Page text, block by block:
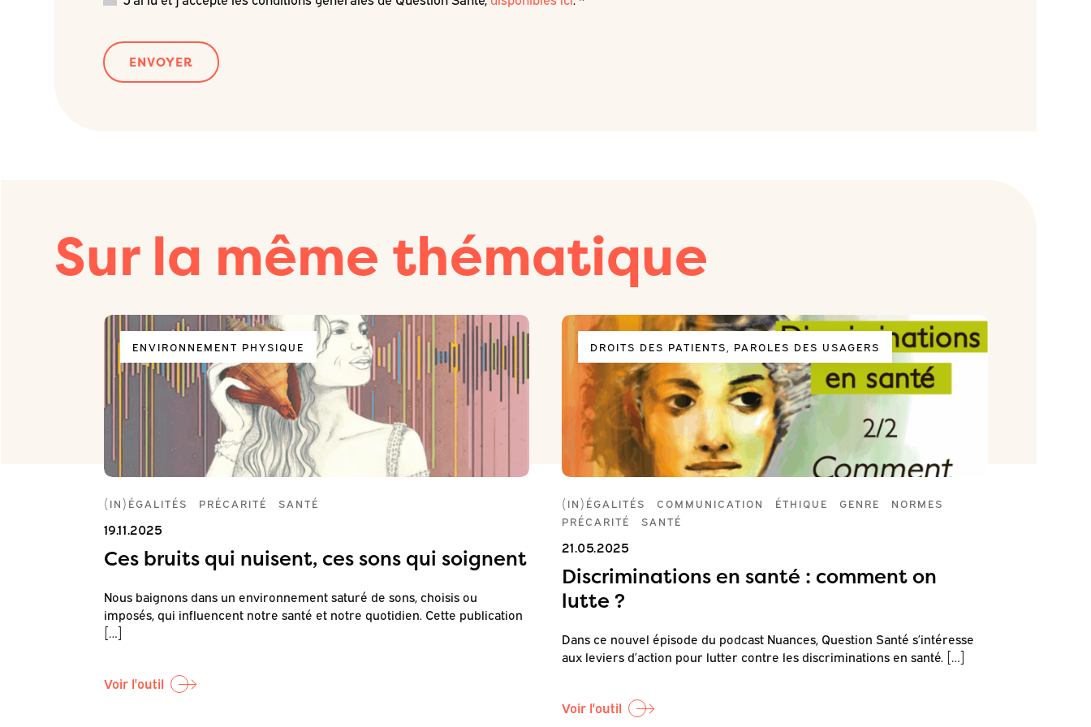
Sur la même thématique
ENVIRONNEMENT PHYSIQUE
(IN)ÉGALITÉS PRÉCARITÉ SANTÉ
19.11.2025
Ces bruits qui nuisent, ces sons qui soignent
Nous baignons dans un environnement saturé de sons, choisis ou
imposés, qui influencent notre santé et notre quotidien. Cette publication
[…]
Voir l'outil
DROITS DES PATIENTS, PAROLES DES USAGERS
(IN)ÉGALITÉS COMMUNICATION ÉTHIQUE GENRE
NORMES
PRÉCARITÉ
SANTÉ
21.05.2025
Discriminations en santé : comment on
lutte ?
Dans ce nouvel épisode du podcast Nuances, Question Santé s’intéresse
aux leviers d’action pour lutter contre les discriminations en santé. […]
Voir l'outil